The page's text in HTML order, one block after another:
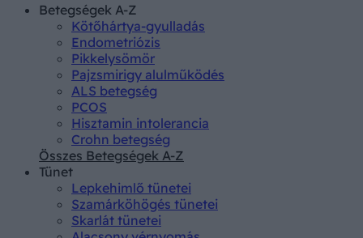
Betegségek A-Z
Kötőhártya-gyulladás
Endometriózis
Pikkelysömör
Pajzsmirigy alulműködés
ALS betegség
PCOS
Hisztamin intolerancia
Crohn betegség
Összes Betegségek A-Z
Tünet
Lepkehimlő tünetei
Szamárköhögés tünetei
Skarlát tünetei